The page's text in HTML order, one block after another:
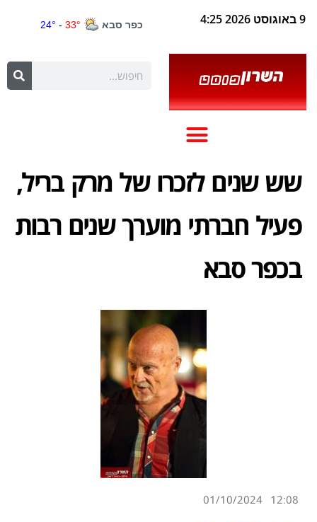
9 באוגוסט 2026 4:25
שש שנים לזכרו של מרק בריל,
פעיל חברתי מוערך שנים רבות
בכפר סבא
12:08
01/10/2024